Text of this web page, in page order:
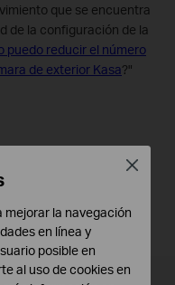
que se encuentra
de la configuración de la
puedo reducir el número
de exterior Kasa?"
esta web.
mejorar la navegación
en línea y
posible en
al uso de cookies en
Close